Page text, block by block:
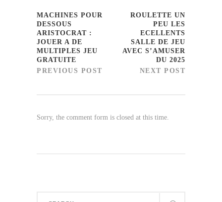
MACHINES POUR
DESSOUS
ARISTOCRAT :
JOUER A DE
MULTIPLES JEU
GRATUITE
PREVIOUS POST
ROULETTE UN
PEU LES
ECELLENTS
SALLE DE JEU
AVEC S’AMUSER
DU 2025
NEXT POST
Sorry, the comment form is closed at this time.